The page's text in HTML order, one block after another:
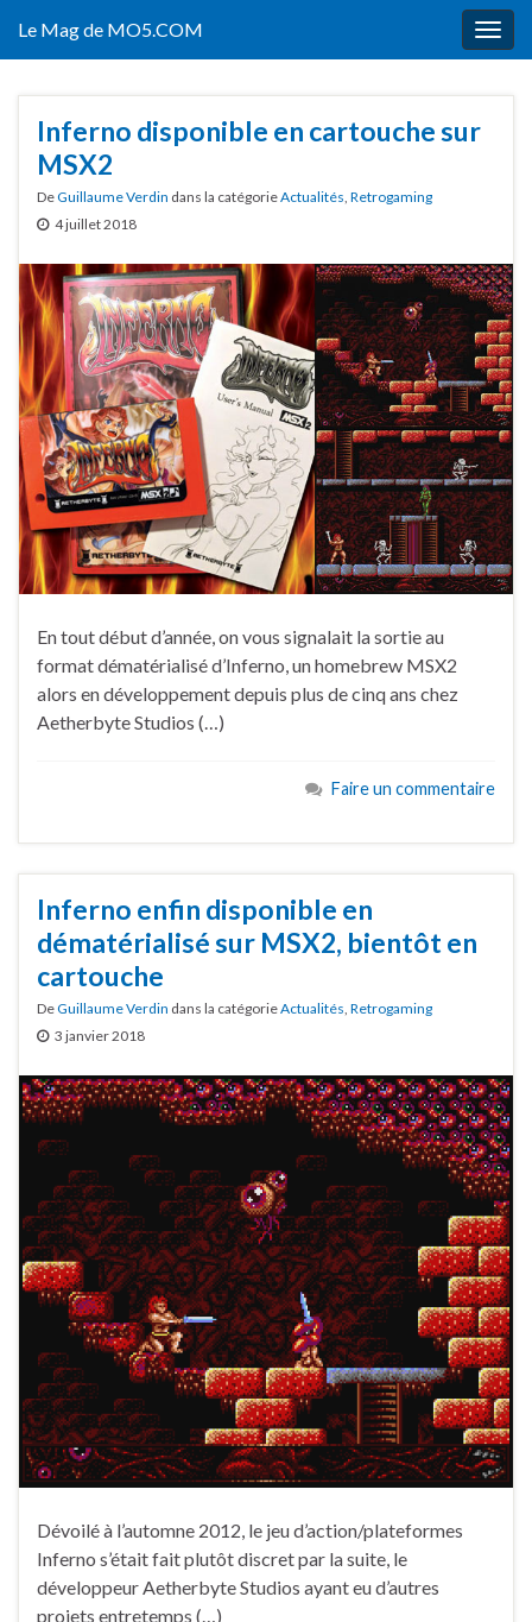
Le Mag de MO5.COM
Inferno disponible en cartouche sur
MSX2
DeGuillaume Verdin dans la catégorieActualités, Retrogaming
4 juillet 2018
En tout début d’année, on vous signalait la sortie au
format dématérialisé d’Inferno, un homebrew MSX2
alors en développement depuis plus de cinq ans chez
Aetherbyte Studios (…)
Faire un commentaire
Inferno enfin disponible en
dématérialisé sur MSX2, bientôt en
cartouche
DeGuillaume Verdin dans la catégorieActualités Retrogaming
3 janvier 2018
Dévoilé à l’automne 2012, le jeu d’action/plateformes
Inferno s’était fait plutôt discret par la suite, le
développeur Aetherbyte Studios ayant eu d’autres
projets entretemps (…)